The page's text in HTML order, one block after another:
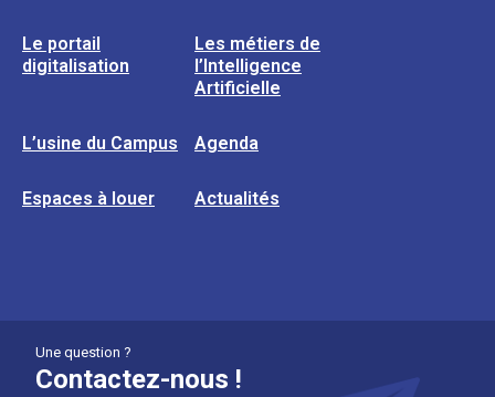
Le portail
digitalisation
Les métiers de
l’Intelligence
Artificielle
L’usine du Campus Agenda
Espaces à louer Actualités
Une question ?
Contactez-nous !